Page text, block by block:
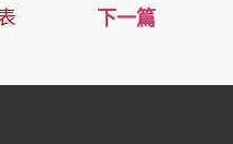
下一篇